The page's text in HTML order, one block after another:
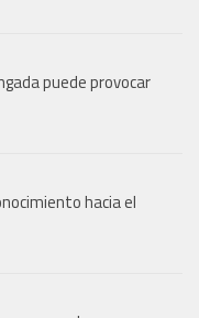
puede provocar
hacia el